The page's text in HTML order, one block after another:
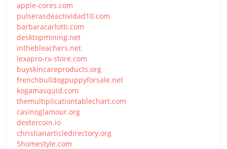
apple-cores.com
pulserasdeactividad10.com
barbaracarlotti.com
desktopmining.net
inthebleachers.net
lexapro-rx-store.com
buyskincareproducts.org
frenchbulldogpuppyforsale.net
kogamasquid.com
themultiplicationtablechart.com
casinoglamour.org
dextercoin.io
christianarticledirectory.org
5homestyle.com